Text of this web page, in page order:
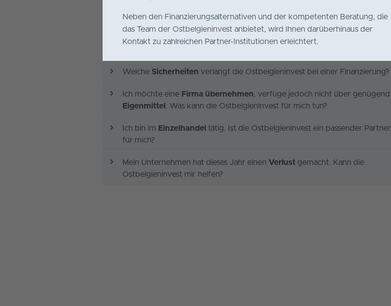
Neben den Finanzierungsalternativen und der kompetenten Beratung, die
das Team der Ostbelgieninvest anbietet, wird Ihnen darüberhinaus der
Kontakt zu zahlreichen Partner-Institutionen erleichtert.
Welche Sicherheiten verlangt die Ostbelgieninvest bei einer Finanzierung?
Ich möchte eine Firma übernehmen, verfüge jedoch nicht über genügend
Eigenmittel . Was kann die Ostbelgieninvest für mich tun?
Ich bin im Einzelhandel tätig. Ist die Ostbelgieninvest ein passender Partner
für mich?
Mein Unternehmen hat dieses Jahr einen Verlust gemacht. Kann die
Ostbelgieninvest mir helfen?
Neben den Finanzierungsalternativen und der kompetenten Beratung, die
das Team der Ostbelgieninvest anbietet, wird Ihnen darüberhinaus der
Kontakt zu zahlreichen Partner-Institutionen erleichtert.